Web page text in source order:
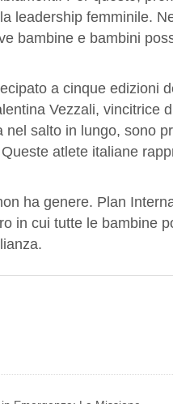
leadership femminile.
bambine e bambini
a cinque edizioni
Vezzali, vincitrice
salto in lungo, sono
atlete italiane
ha genere. Plan
in cui tutte le bambine